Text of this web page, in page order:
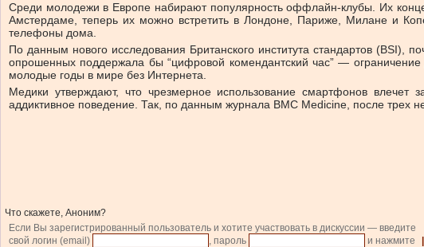
Среди молодежи в Европе набирают популярность оффлайн-клубы. Их
Амстердаме, теперь их можно встретить в Лондоне, Париже, Милане и
телефоны дома.
По данным нового исследования Британского института стандартов (BSI),
опрошенных поддержала бы “цифровой комендантский час” —
молодые годы в мире без Интернета.
Медики утверждают, что чрезмерное использование смартфонов влечет
аддиктивное поведение. Так, по данным журнала BMC Medicine, после трех
Что скажете, Аноним?
Если Вы зарегистрированный пользователь и хотите участвовать в дискуссии — введите
свой логин (email)
, пароль и нажмите